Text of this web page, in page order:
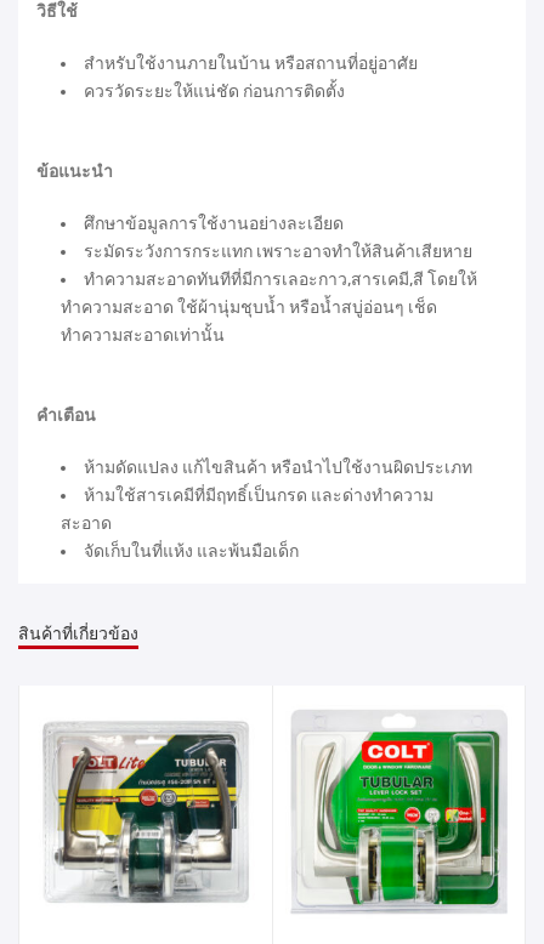
วิธีใช้
สำหรับใช้งานภายในบ้าน หรือสถานที่อยู่อาศัย
ควรวัดระยะให้แน่ชัด ก่อนการติดตั้ง
ข้อแนะนำ
ศึกษาข้อมูลการใช้งานอย่างละเอียด
ระมัดระวังการกระแทก เพราะอาจทำให้สินค้าเสียหาย
ทำความสะอาดทันทีที่มีการเลอะกาว,สารเคมี,สี โดยให้
ทำความสะอาด ใช้ผ้านุ่มชุบน้ำ หรือน้ำสบู่อ่อนๆ เช็ด
ทำความสะอาดเท่านั้น
คำเตือน
ห้ามดัดแปลง แก้ไขสินค้า หรือนำไปใช้งานผิดประเภท
ห้ามใช้สารเคมีที่มีฤทธิ์เป็นกรด และด่างทำความ
สะอาด
จัดเก็บในที่แห้ง และพ้นมือเด็ก
สินค้าที่เกี่ยวข้อง
รายการ
สินค้าที่
ชอบ
รายการ
สินค้าที่
ชอบ